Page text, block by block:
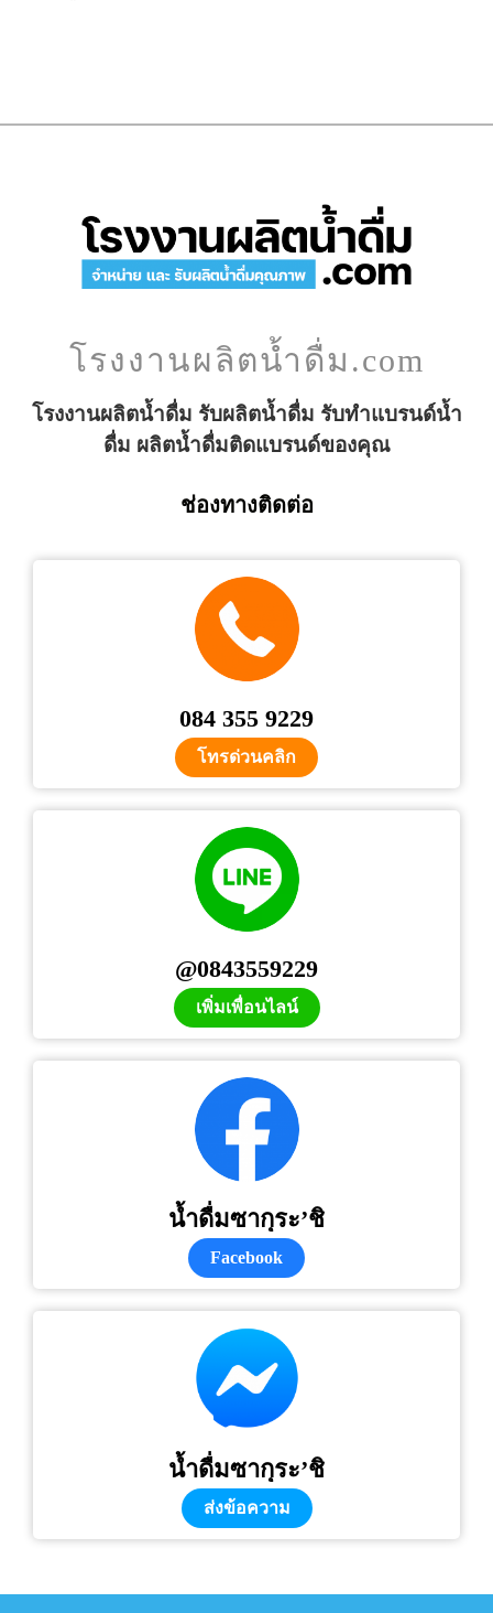
โรงงานผลิตน้ำดื่ม.com
โรงงานผลิตน้ำดื่ม รับผลิตน้ำดื่ม รับทำแบรนด์น้ำ
ดื่ม ผลิตน้ำดื่มติดแบรนด์ของคุณ
ช่องทางติดต่อ
084 355 9229
โทรด่วนคลิก
@0843559229
เพิ่มเพื่อนไลน์
น้ำดื่มซากุระ’ชิ
Facebook
น้ำดื่มซากุระ’ชิ
ส่งข้อความ